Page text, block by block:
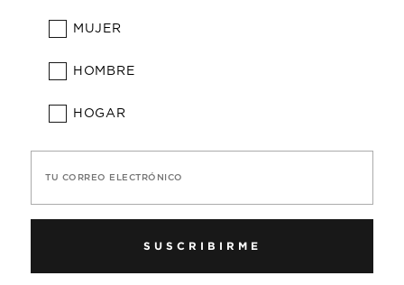
MUJER
HOMBRE
HOGAR
TU CORREO ELECTRÓNICO
SUSCRIBIRME